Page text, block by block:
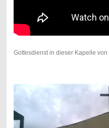
Gottesdienst in dieser Kapelle